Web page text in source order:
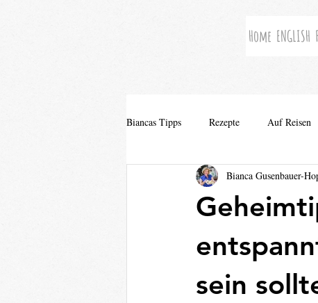
Home ENGLISH
Biancas Tipps Rezepte Auf Reisen
sein
Bianca Gusenbauer-